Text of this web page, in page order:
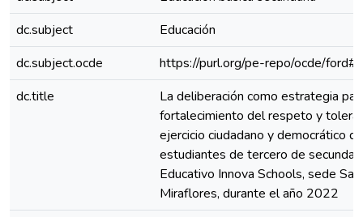
dc.subject
Educación
dc.subject.ocde
https://purl.org/pe-repo/ocde/
dc.title
La deliberación como estrategia
fortalecimiento del respeto y
ejercicio ciudadano y democrático
estudiantes de tercero de
Educativo Innova Schools, sede San
Miraflores, durante el año 2022